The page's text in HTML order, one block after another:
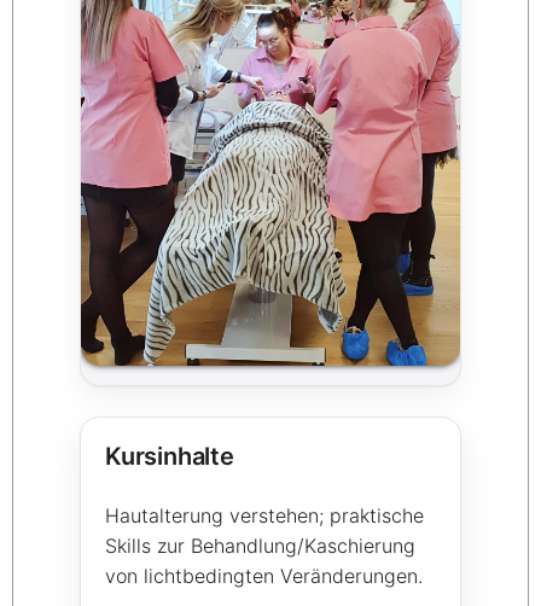
Kursinhalte
Hautalterung verstehen; praktische
Skills zur Behandlung/Kaschierung
von lichtbedingten Veränderungen.